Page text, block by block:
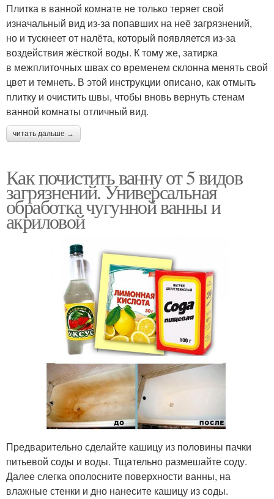
Плитка в ванной комнате не только теряет свой
изначальный вид из-за попавших на неё загрязнений,
но и тускнеет от налёта, который появляется из-за
воздействия жёсткой воды. К тому же, затирка
в межплиточных швах со временем склонна менять свой
цвет и темнеть. В этой инструкции описано, как отмыть
плитку и очистить швы, чтобы вновь вернуть стенам
ванной комнаты отличный вид.
читать дальше →
Как почистить ванну от 5 видов
загрязнений. Универсальная
обработка чугунной ванны и
акриловой
Предварительно сделайте кашицу из половины пачки
питьевой соды и воды. Тщательно размешайте соду.
Далее слегка ополосните поверхности ванны, на
влажные стенки и дно нанесите кашицу из соды.